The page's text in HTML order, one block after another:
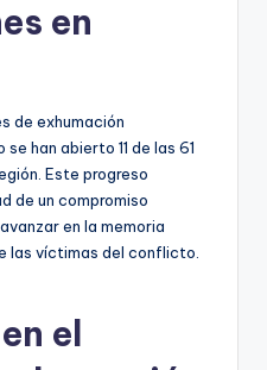
en
de exhumación
han abierto 11 de las 61
Este progreso
de un compromiso
en la memoria
las víctimas del conflicto.
el